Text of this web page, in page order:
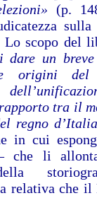
(p.
Lo scopo del
dare un
origini del
tra il
regno
in cui
che li
relativa che il